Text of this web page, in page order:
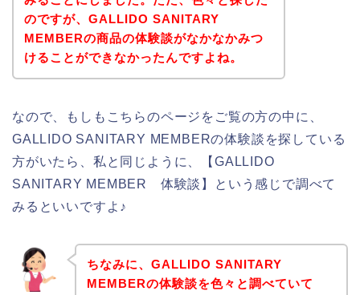
のですが、GALLIDO SANITARY
MEMBERの商品の体験談がなかなかみつ
けることができなかったんですよね。
なので、もしもこちらのページをご覧の方の中に、
GALLIDO SANITARY MEMBERの体験談を探している
方がいたら、私と同じように、【GALLIDO
SANITARY MEMBER 体験談】という感じで調べて
みるといいですよ♪
ちなみに、GALLIDO SANITARY
MEMBERの体験談を色々と調べていて